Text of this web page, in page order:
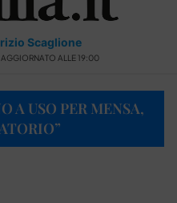
Scaglione
ALLE 19:00
A USO PER MENSA,